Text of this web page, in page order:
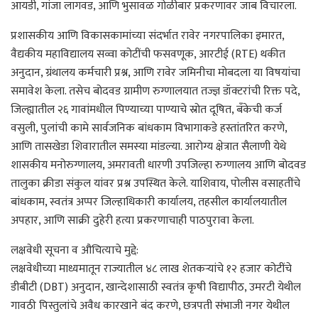
आयडी, गांजा लागवड, आणि भुसावळ गोळीबार प्रकरणावर जाब विचारला.
प्रशासकीय आणि विकासकामांच्या संदर्भात रावेर नगरपालिका इमारत,
वैद्यकीय महाविद्यालय सव्वा कोटींची फसवणूक, आरटीई (RTE) थकीत
अनुदान, ग्रंथालय कर्मचारी प्रश्न, आणि रावेर जमिनीचा मोबदला या विषयांचा
समावेश केला. तसेच बोदवड ग्रामीण रुग्णालयात तज्ज्ञ डॉक्टरांची रिक्त पदे,
जिल्ह्यातील २६ गावांमधील पिण्याच्या पाण्याचे स्रोत दूषित, बँकेची कर्ज
वसुली, पुलांची कामे सार्वजनिक बांधकाम विभागाकडे हस्तांतरित करणे,
आणि तासखेडा शिवारातील समस्या मांडल्या. आरोग्य क्षेत्रात सैलाणी येथे
शासकीय मनोरुग्णालय, अमरावती धारणी उपजिल्हा रुग्णालय आणि बोदवड
तालुका क्रीडा संकुल यांवर प्रश्न उपस्थित केले. याशिवाय, पोलीस वसाहतींचे
बांधकाम, स्वतंत्र अप्पर जिल्हाधिकारी कार्यालय, तहसील कार्यालयातील
अपहार, आणि साक्री दुहेरी हत्या प्रकरणाचाही पाठपुरावा केला.
लक्षवेधी सूचना व औचित्याचे मुद्दे:
लक्षवेधीच्या माध्यमातून राज्यातील ४८ लाख शेतकऱ्यांचे १२ हजार कोटींचे
डीबीटी (DBT) अनुदान, खान्देशासाठी स्वतंत्र कृषी विद्यापीठ, उमरटी येथील
गावठी पिस्तुलांचे अवैध कारखाने बंद करणे, छत्रपती संभाजी नगर येथील